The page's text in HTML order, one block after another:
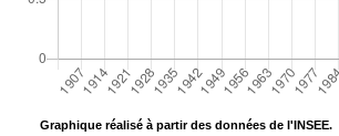
Graphique réalisé à partir des données de l'INSEE.